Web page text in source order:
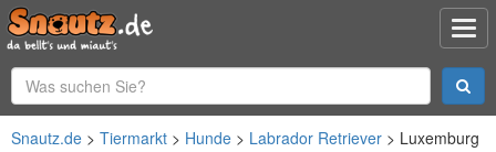
Snautz.de Tiermarkt Hunde Labrador Retriever Luxemburg